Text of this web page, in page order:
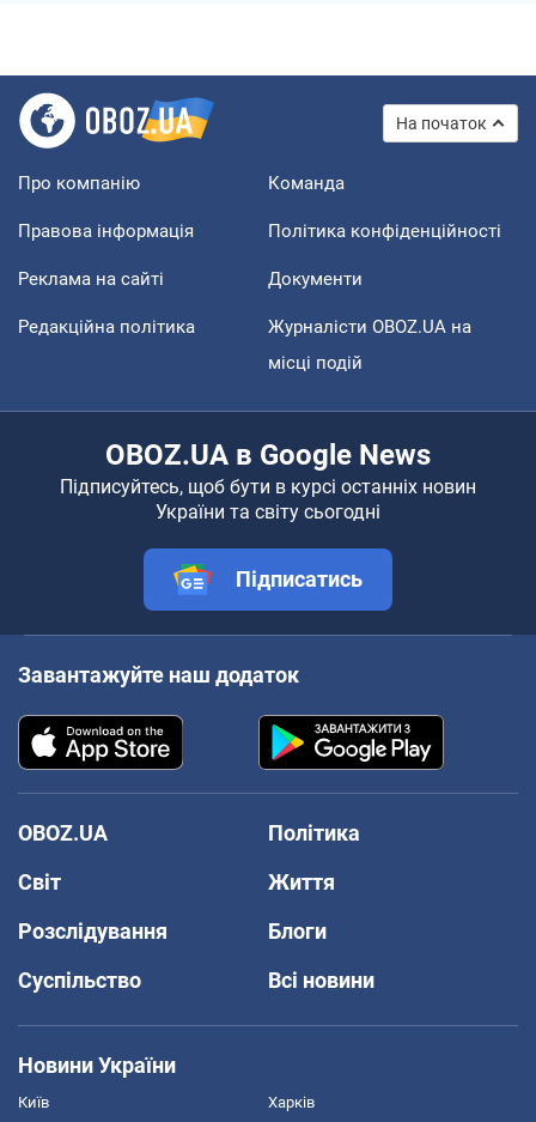
На початок
Про компанію Команда
Правова інформація Політика конфіденційності
Реклама на сайті Документи
Редакційна політика
Журналісти OBOZ.UA на
місці подій
OBOZ.UA в Google News
Підписуйтесь, щоб бути в курсі останніх новин
України та світу сьогодні
Підписатись
Завантажуйте наш додаток
OBOZ.UA
Політика
Світ
Життя
Розслідування
Блоги
Суспільство
Всі новини
Новини України
Київ Харків